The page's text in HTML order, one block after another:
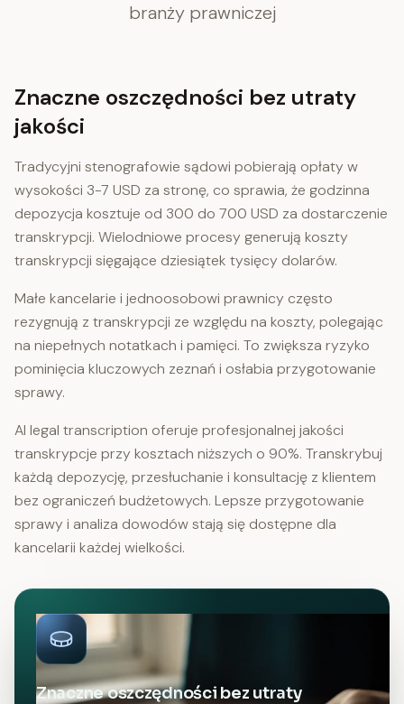
branży prawniczej
Znaczne oszczędności bez utraty
jakości
Tradycyjni stenografowie sądowi pobierają opłaty w
wysokości 3-7 USD za stronę, co sprawia, że godzinna
depozycja kosztuje od 300 do 700 USD za dostarczenie
transkrypcji. Wielodniowe procesy generują koszty
transkrypcji sięgające dziesiątek tysięcy dolarów.
Małe kancelarie i jednoosobowi prawnicy często
rezygnują z transkrypcji ze względu na koszty, polegając
na niepełnych notatkach i pamięci. To zwiększa ryzyko
pominięcia kluczowych zeznań i osłabia przygotowanie
sprawy.
AI legal transcription oferuje profesjonalnej jakości
transkrypcje przy kosztach niższych o 90%. Transkrybuj
każdą depozycję, przesłuchanie i konsultację z klientem
bez ograniczeń budżetowych. Lepsze przygotowanie
sprawy i analiza dowodów stają się dostępne dla
kancelarii każdej wielkości.
Znaczne oszczędności bez utraty